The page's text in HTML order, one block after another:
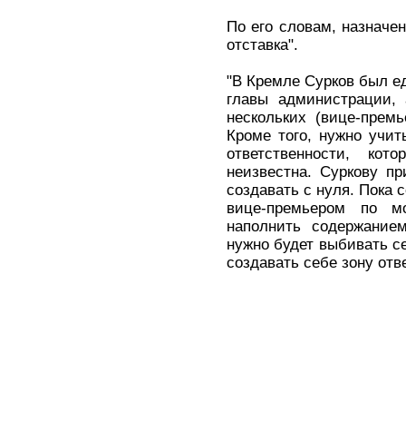
По его словам,
отставка".
"В Кремле Сурков был
главы
нескольких (вице-
Кроме того, нужно
ответственности,
неизвестна. Суркову
создавать с нуля. Пока
вице-премьером по
наполнить
нужно будет выбивать
создавать себе зону